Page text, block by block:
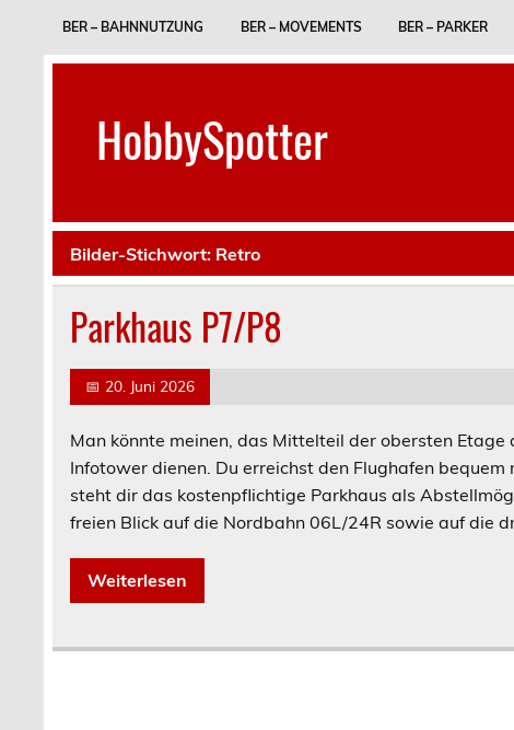
BER – BAHNNUTZUNG BER – MOVEMENTS BER – PARKER
HobbySpotter
Bilder-Stichwort: Retro
Parkhaus P7/P8
📅 20. Juni 2026
Man könnte meinen, das Mittelteil der obersten
Infotower dienen. Du erreichst den Flughafen
steht dir das kostenpflichtige Parkhaus als
freien Blick auf die Nordbahn 06L/24R sowie auf die
Weiterlesen